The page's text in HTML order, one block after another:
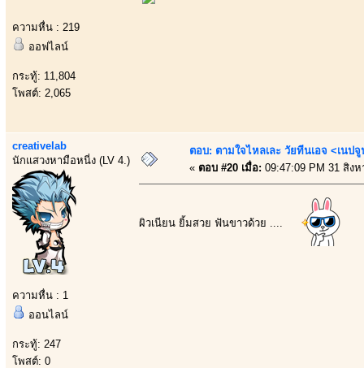
ความหื่น : 219
ออฟไลน์
กระทู้: 11,804
โพสต์: 2,065
creativelab
นักแสวงหามือหนี่ง (LV 4.)
ความหื่น : 1
ออนไลน์
กระทู้: 247
โพสต์: 0
ตอบ: ตามใจไหลเละ วัยทีนเอจ <เนป
« ตอบ #20 เมื่อ: 09:47:09 PM 31 สิง
ผิวเนียน ยิ้มสวย ฟันขาวด้วย ....